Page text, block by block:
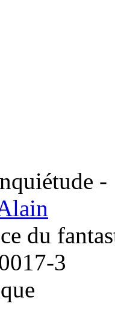
-
du
3